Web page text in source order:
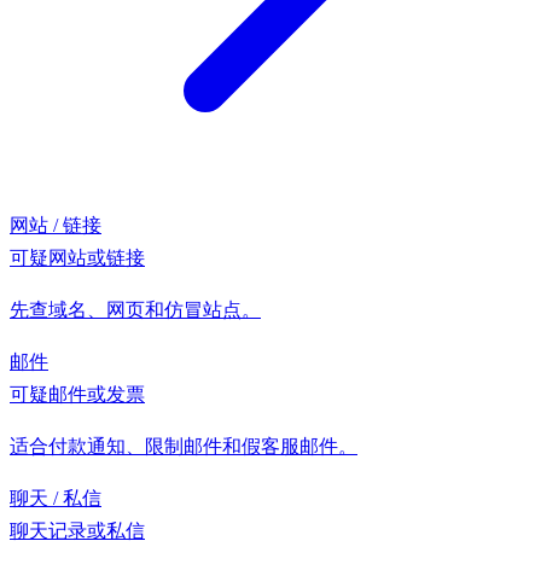
网站 / 链接
可疑网站或链接
先查域名、网页和仿冒站点。
邮件
可疑邮件或发票
适合付款通知、限制邮件和假客服邮件。
聊天 / 私信
聊天记录或私信